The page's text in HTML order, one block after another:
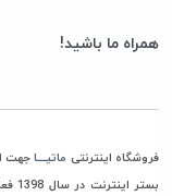
همراه ما باشید!
فروشگاه اینترنتی ماتیــــا جهت